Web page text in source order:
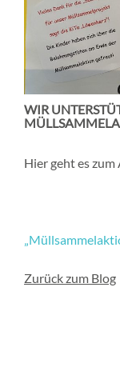
WIR
Hier geht es
Zurück zum Blog